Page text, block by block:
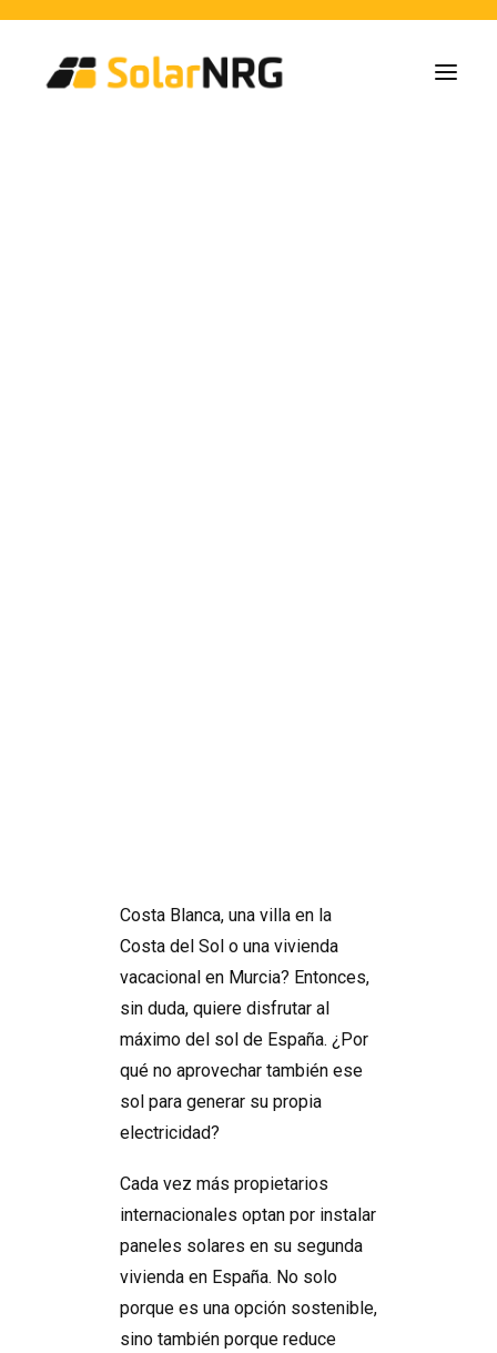
Collectieven
Bedrijven
Costa Blanca, una villa en la
Costa del Sol o una vivienda
vacacional en Murcia? Entonces,
sin duda, quiere disfrutar al
máximo del sol de España. ¿Por
qué no aprovechar también ese
sol para generar su propia
electricidad?
Cada vez más propietarios
internacionales optan por instalar
paneles solares en su segunda
vivienda en España. No solo
porque es una opción sostenible,
sino también porque reduce